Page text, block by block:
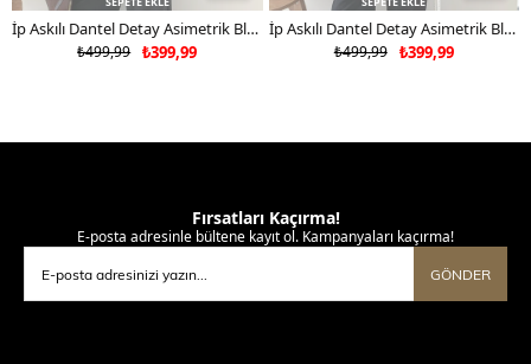
İp Askılı Dantel Detay Asimetrik Bluz Kahverengi 2181
₺399,99
₺499,99
İp Askılı Dantel Detay Asimetrik Bluz Sarı 2181
₺399,99
₺499,99
Fırsatları Kaçırma!
E-posta adresinle bültene kayıt ol. Kampanyaları kaçırma!
GÖNDER